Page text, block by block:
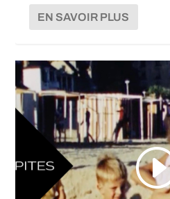
EN SAVOIR PLUS